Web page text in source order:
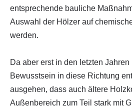
entsprechende bauliche
Auswahl der Hölzer auf
werden.
Da aber erst in den letzten
Bewusstsein in diese Richtung
ausgehen, dass auch ältere
Außenbereich zum Teil stark mit